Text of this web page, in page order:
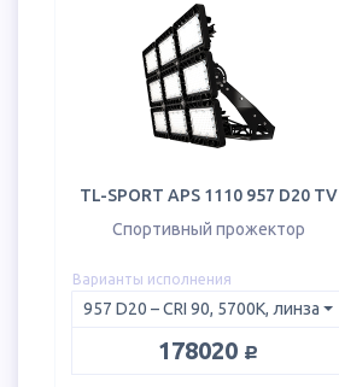
TL-SPORT APS 1110 957 D20 TV
Спортивный прожектор
Варианты исполнения
178020 руб.